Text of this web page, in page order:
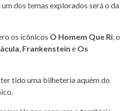
dos temas explorados será o da
os icônicos O Homem Que Ri, o
, Frankenstein e Os
tido uma bilheteria aquém do